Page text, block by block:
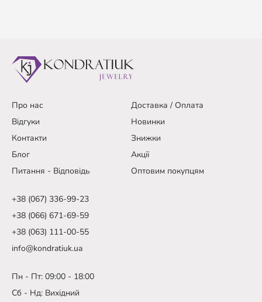
Про нас
Доставка / Оплата
Відгуки
Новинки
Контакти
Знижки
Блог
Акції
Питання - Відповідь
Оптовим покупцям
+38 (067) 336-99-23
+38 (066) 671-69-59
+38 (063) 111-00-55
info@kondratiuk.ua
Пн - Пт: 09:00 - 18:00
Сб - Нд: Вихідний